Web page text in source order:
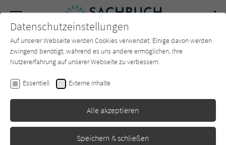
SUCHE Forum Charts Newsletter
Vladimir Esipov
Erschienen: März 2024 0
Datenschutzeinstellungen
Auf unserer Webseite werden Cookies verwendet. Einige davon werden
zwingend benötigt, während es uns andere ermöglichen, Ihre
Nutzererfahrung auf unserer Webseite zu verbessern.
Essentiell Externe Inhalte
Alle akzeptieren
Speichern & schließen